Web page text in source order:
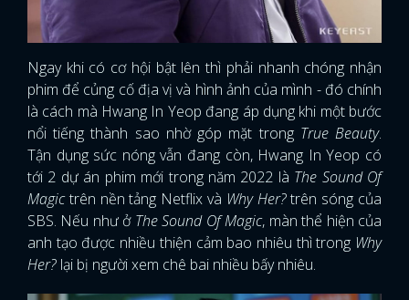
Ngay khi có cơ hội bật lên thì phải nhanh chóng nhận
phim để củng cố địa vị và hình ảnh của mình - đó chính
là cách mà Hwang In Yeop đang áp dụng khi một bước
nổi tiếng thành sao nhờ góp mặt trong True Beauty.
Tận dụng sức nóng vẫn đang còn, Hwang In Yeop có
tới 2 dự án phim mới trong năm 2022 là The Sound Of
Magictrên nền tảng Netflix và Why Her?trên sóng của
SBS. Nếu như ở The Sound Of Magic, màn thể hiện của
anh tạo được nhiều thiện cảm bao nhiêu thì trong Why
Her? lại bị người xem chê bai nhiều bấy nhiêu.